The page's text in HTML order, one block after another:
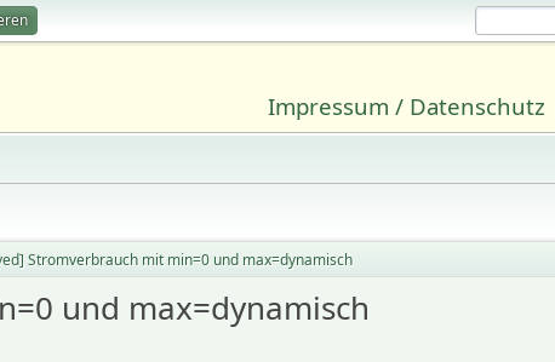
Impressum / Datenschutz
Stromverbrauch mit min=0 und max=dynamisch
und max=dynamisch